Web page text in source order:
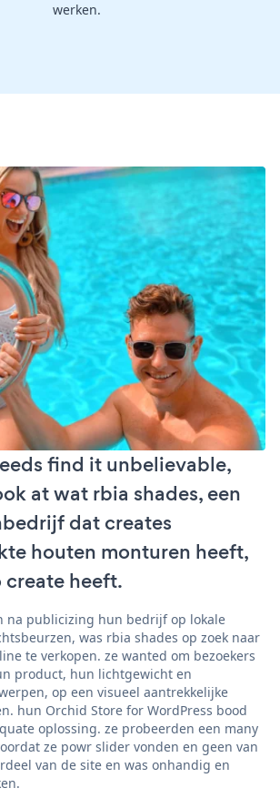
werken.
find it unbelievable,
at wat rbia shades, een
dat creates
houten monturen heeft,
heeft.
na publicizing hun bedrijf op lokale
was rbia shades op zoek naar
te verkopen. ze wanted om bezoekers
product, hun lichtgewicht en
op een visueel aantrekkelijke
hun Orchid Store for WordPress bood
oplossing. ze probeerden een many
ze powr slider vonden en geen van
van de site en was onhandig en